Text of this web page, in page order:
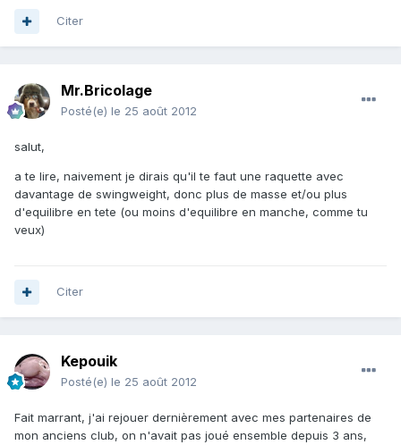
Citer
Mr.Bricolage
Posté(e) le 25 août 2012
salut,
a te lire, naivement je dirais qu'il te faut une raquette avec
davantage de swingweight, donc plus de masse et/ou plus
d'equilibre en tete (ou moins d'equilibre en manche, comme tu
veux)
Citer
Kepouik
Posté(e) le 25 août 2012
Fait marrant, j'ai rejouer dernièrement avec mes partenaires de
mon anciens club, on n'avait pas joué ensemble depuis 3 ans,